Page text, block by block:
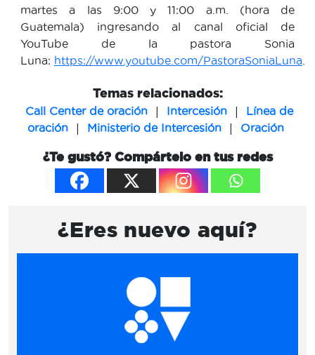
martes a las 9:00 y 11:00 a.m. (hora de
Guatemala) ingresando al canal oficial de
YouTube de la pastora Sonia
Luna: https://www.youtube.com/PastoraSoniaLuna
Temas relacionados:
Call Center de oración | Intercesión |
Línea de
oración
| Ministerio de Intercesión | Oración
¿Te gustó? Compártelo en tus redes
¿Eres nuevo aquí?